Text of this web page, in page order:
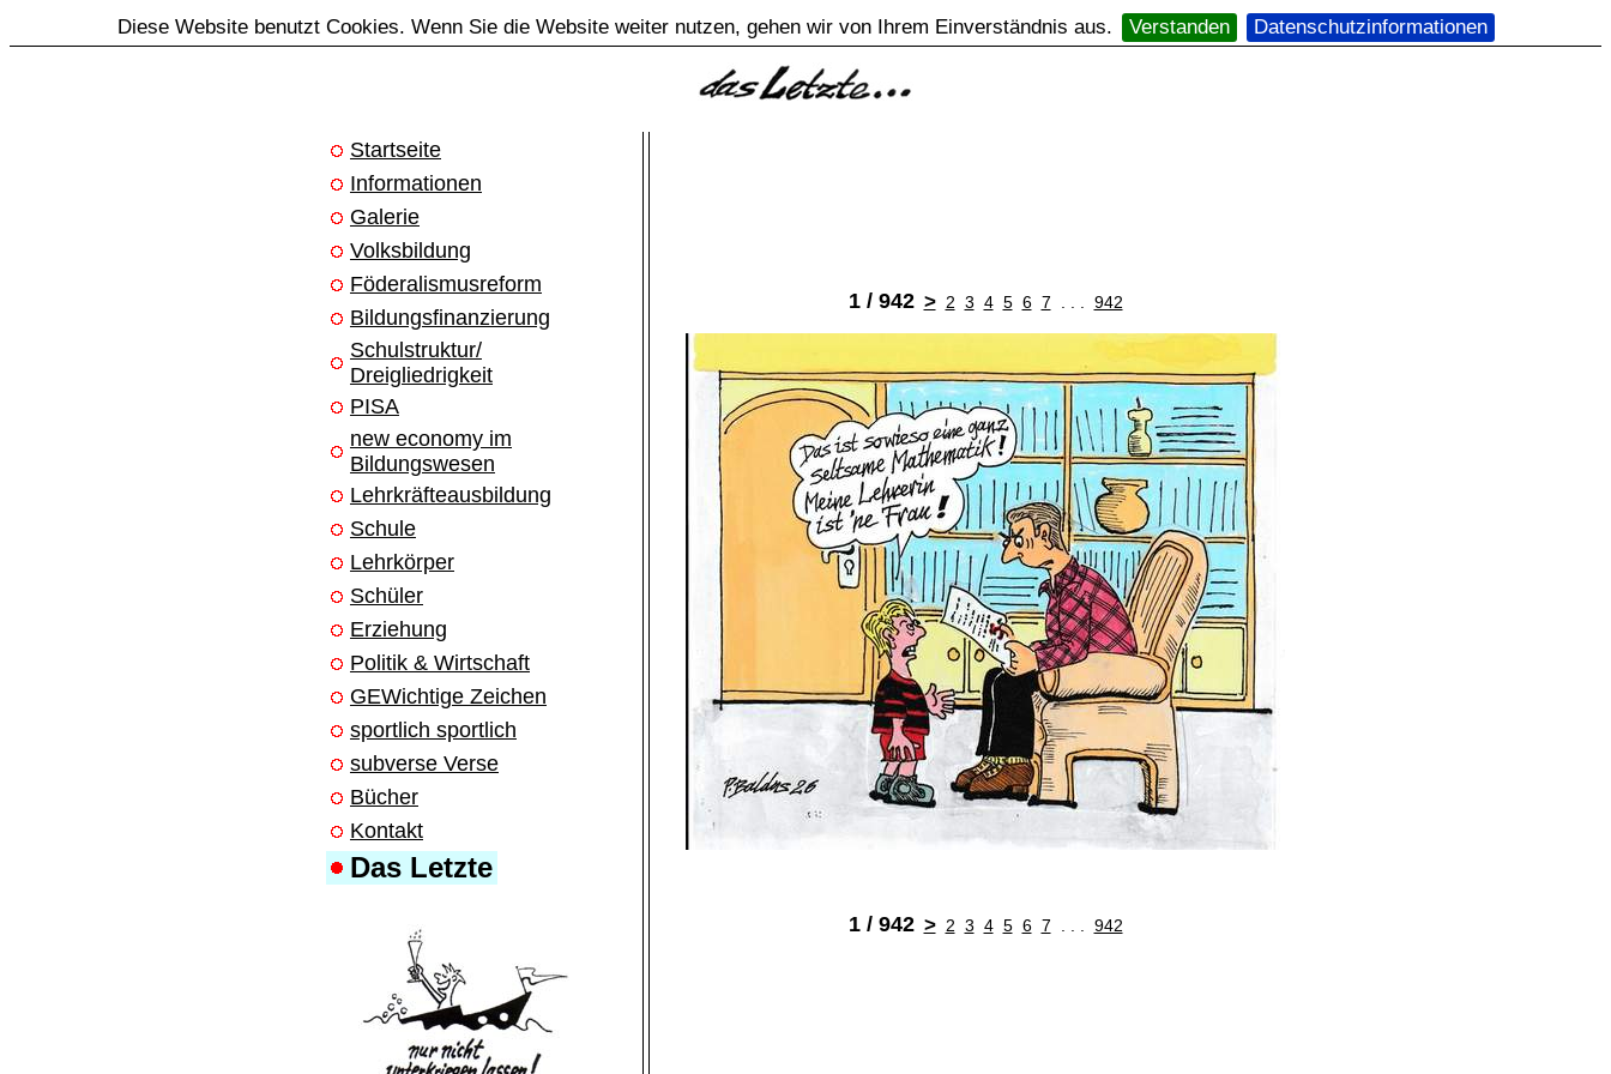
Diese Website benutzt Cookies. Wenn Sie die Website weiter nutzen, gehen wir von Ihrem Einverständnis aus. Verstanden Datenschutzinformationen
Startseite
Informationen
Galerie
Volksbildung
Föderalismusreform
Bildungsfinanzierung
Schulstruktur/
Dreigliedrigkeit
PISA
new economy im
Bildungswesen
Lehrkräfteausbildung
Schule
Lehrkörper
Schüler
Erziehung
Politik & Wirtschaft
GEWichtige Zeichen
sportlich sportlich
subverse Verse
Bücher
Kontakt
Das Letzte
1 / 942 > 2 3 4 5 6 7 942
1 / 942 > 2 3 4 5 6 7 942